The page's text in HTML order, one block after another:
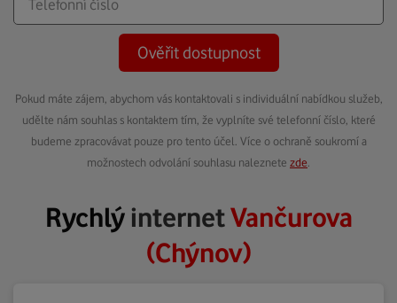
Ověřit dostupnost
Pokud máte zájem, abychom vás kontaktovali s individuální nabídkou služeb,
udělte nám souhlas s kontaktem tím, že vyplníte své telefonní číslo, které
budeme zpracovávat pouze pro tento účel. Více o ochraně soukromí a
možnostech odvolání souhlasu naleznete zde
RychlýinternetVančurova
(Chýnov)